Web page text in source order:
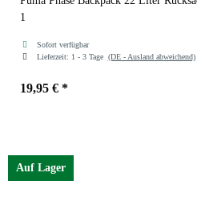
1
Sofort verfügbar
Lieferzeit: 1 - 3 Tage (DE - Ausland abweichend)
19,95 € *
Auf Lager